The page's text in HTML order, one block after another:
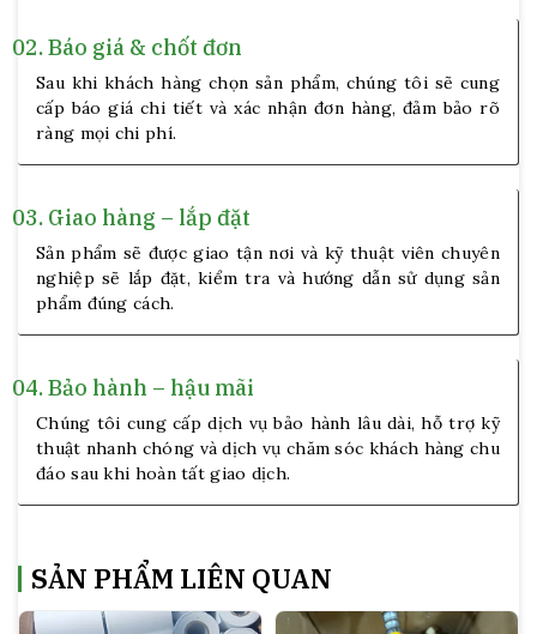
02.Báo giá & chốt đơn
Sau khi khách hàng chọn sản phẩm, chúng tôi sẽ cung
cấp báo giá chi tiết và xác nhận đơn hàng, đảm bảo rõ
ràng mọi chi phí.
03. Giao hàng – lắp đặt
Sản phẩm sẽ được giao tận nơi và kỹ thuật viên chuyên
nghiệp sẽ lắp đặt, kiểm tra và hướng dẫn sử dụng sản
phẩm đúng cách.
04.Bảo hành – hậu mãi
Chúng tôi cung cấp dịch vụ bảo hành lâu dài, hỗ trợ kỹ
thuật nhanh chóng và dịch vụ chăm sóc khách hàng chu
đáo sau khi hoàn tất giao dịch.
SẢN PHẨM LIÊN QUAN